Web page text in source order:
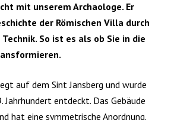
mit unserem Archaologe. Er
der Römischen Villa durch
So ist es als ob Sie in die
auf dem Sint Jansberg und wurde
entdeckt. Das Gebäude
hat eine symmetrische Anordnung.